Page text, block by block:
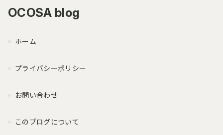
OCOSA blog
ホーム
プライバシーポリシー
お問い合わせ
このブログについて